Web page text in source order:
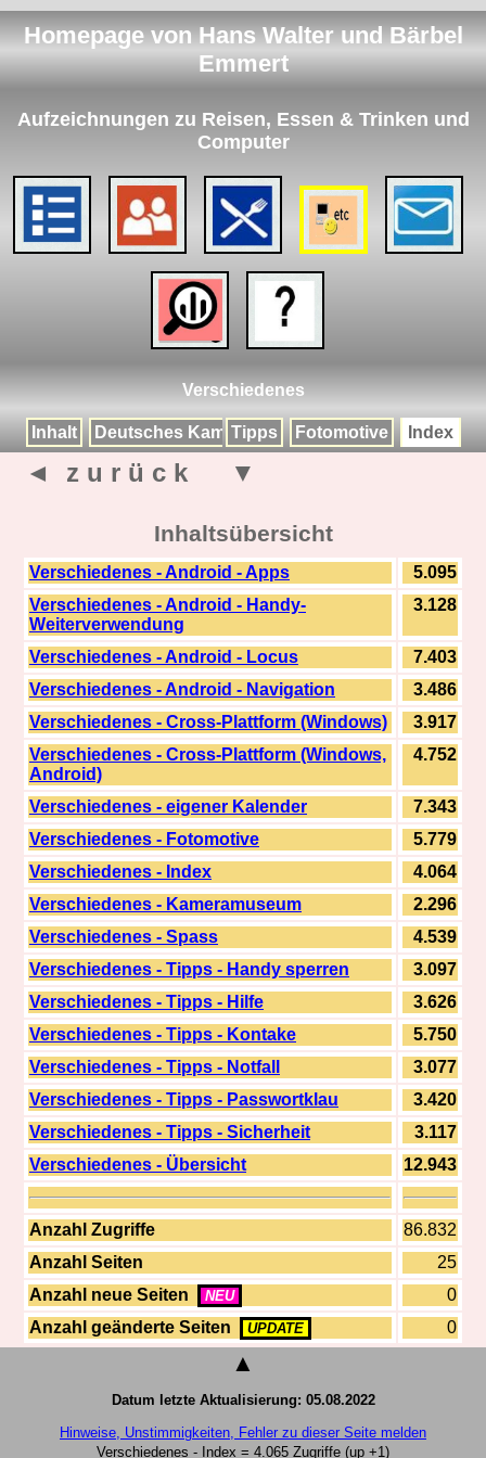
Homepage von Hans Walter und Bärbel
Emmert
Aufzeichnungen zu Reisen, Essen & Trinken und
Computer
Verschiedenes
Inhalt Deutsches Kameramuseum
Tipps Fotomotive Index
◄ z u r ü c k ▼
Inhaltsübersicht
Verschiedenes - Android - Apps
5.095
Verschiedenes - Android - Handy-
Weiterverwendung
3.128
Verschiedenes - Android - Locus
7.403
Verschiedenes - Android - Navigation
3.486
Verschiedenes - Cross-Plattform (Windows)
3.917
Verschiedenes - Cross-Plattform (Windows,
Android)
4.752
Verschiedenes - eigener Kalender
7.343
Verschiedenes - Fotomotive
5.779
Verschiedenes - Index
4.064
Verschiedenes - Kameramuseum
2.296
Verschiedenes - Spass
4.539
Verschiedenes - Tipps - Handy sperren
3.097
Verschiedenes - Tipps - Hilfe
3.626
Verschiedenes - Tipps - Kontake
5.750
Verschiedenes - Tipps - Notfall
3.077
Verschiedenes - Tipps - Passwortklau
3.420
Verschiedenes - Tipps - Sicherheit
3.117
Verschiedenes - Übersicht
12.943
Anzahl Zugriffe
86.832
Anzahl Seiten
25
Anzahl neue Seiten
NEU
0
Anzahl geänderte Seiten
UPDATE 0
▲
Datum letzte Aktualisierung: 05.08.2022
Hinweise, Unstimmigkeiten, Fehler zu dieser Seite melden
Verschiedenes - Index = 4.065 Zugriffe (up +1)